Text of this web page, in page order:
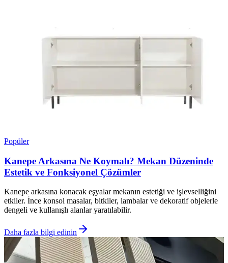
Popüler
Kanepe Arkasına Ne Koymalı? Mekan Düzeninde
Estetik ve Fonksiyonel Çözümler
Kanepe arkasına konacak eşyalar mekanın estetiği ve işlevselliğini
etkiler. İnce konsol masalar, bitkiler, lambalar ve dekoratif objelerle
dengeli ve kullanışlı alanlar yaratılabilir.
Daha fazla bilgi edinin